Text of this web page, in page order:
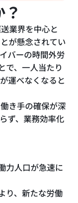
業界を中心と
が懸念されてい
バーの時間外労
で、一人当たり
運べなくなると
き手の確保が深
ず、業務効率化
力人口が急速に
り、新たな労働